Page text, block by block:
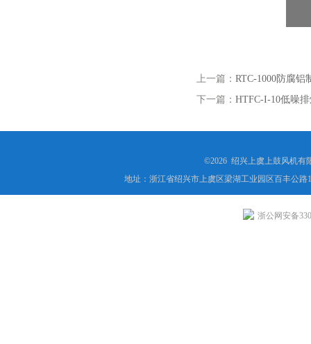
上一篇： RTC-1000防腐铝
下一篇： HTFC-I-10低噪
©2026 绍兴上虞上鼓风机有
地址：浙江省绍兴市上虞区梁湖工业园区百丰公路
浙公网安备